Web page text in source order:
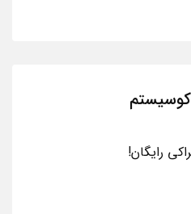
رایگان!